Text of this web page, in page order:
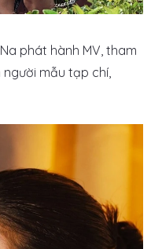
phát hành MV, tham
mẫu tạp chí,